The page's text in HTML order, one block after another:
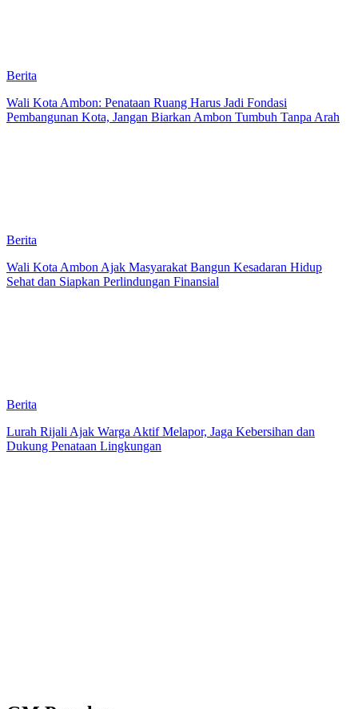
Berita
Wali Kota Ambon: Penataan Ruang Harus Jadi Fondasi
Pembangunan Kota, Jangan Biarkan Ambon Tumbuh Tanpa Arah
Berita
Wali Kota Ambon Ajak Masyarakat Bangun Kesadaran Hidup
Sehat dan Siapkan Perlindungan Finansial
Berita
Lurah Rijali Ajak Warga Aktif Melapor, Jaga Kebersihan dan
Dukung Penataan Lingkungan